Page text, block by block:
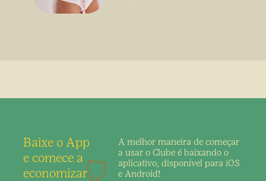
Baixe o App
e comece a
economizar
A melhor maneira de começar
a usar o Clube é baixando o
aplicativo, disponível para iOS
e Android!